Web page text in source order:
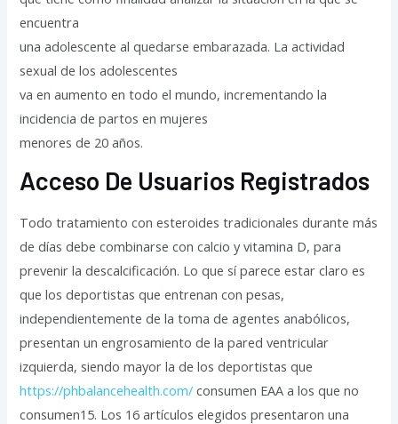
encuentra
una adolescente al quedarse embarazada. La actividad
sexual de los adolescentes
va en aumento en todo el mundo, incrementando la
incidencia de partos en mujeres
menores de 20 años.
Acceso De Usuarios Registrados
Todo tratamiento con esteroides tradicionales durante más
de días debe combinarse con calcio y vitamina D, para
prevenir la descalcificación. Lo que sí parece estar claro es
que los deportistas que entrenan con pesas,
independientemente de la toma de agentes anabólicos,
presentan un engrosamiento de la pared ventricular
izquierda, siendo mayor la de los deportistas que
https://phbalancehealth.com/ consumen EAA a los que no
consumen15. Los 16 artículos elegidos presentaron una